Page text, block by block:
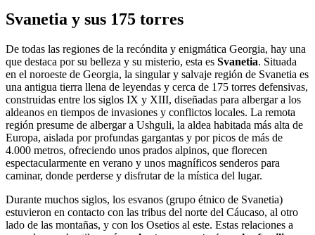
Svanetia y sus 175 torres
De todas las regiones de la recóndita y enigmática Georgia, hay una
que destaca por su belleza y su misterio, esta es Svanetia. Situada
en el noroeste de Georgia, la singular y salvaje región de Svanetia es
una antigua tierra llena de leyendas y cerca de 175 torres defensivas,
construidas entre los siglos IX y XIII, diseñadas para albergar a los
aldeanos en tiempos de invasiones y conflictos locales. La remota
región presume de albergar a Ushguli, la aldea habitada más alta de
Europa, aislada por profundas gargantas y por picos de más de
4.000 metros, ofreciendo unos prados alpinos, que florecen
espectacularmente en verano y unos magníficos senderos para
caminar, donde perderse y disfrutar de la mística del lugar.
Durante muchos siglos, los esvanos (grupo étnico de Svanetia)
estuvieron en contacto con las tribus del norte del Cáucaso, al otro
lado de las montañas, y con los Osetios al este. Estas relaciones a